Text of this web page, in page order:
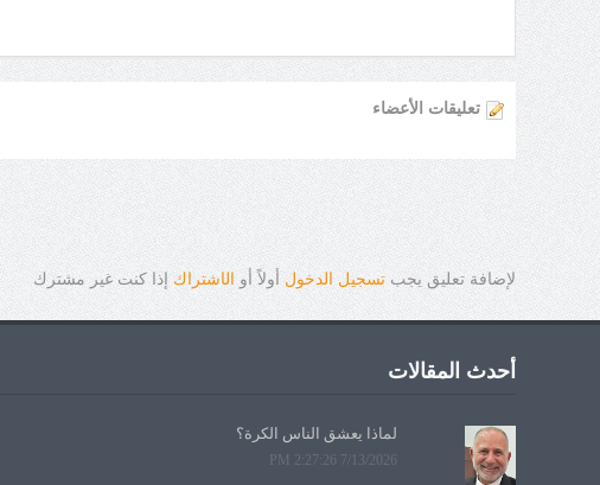
تعليقات الأعضاء
لإضافة تعليق يجبتسجيل الدخول أولاً أو الاشتراك إذا كنت غير مشترك
أحدث المقالات
لماذا يعشق الناس الكرة؟
7/13/2026 2:27:26 PM